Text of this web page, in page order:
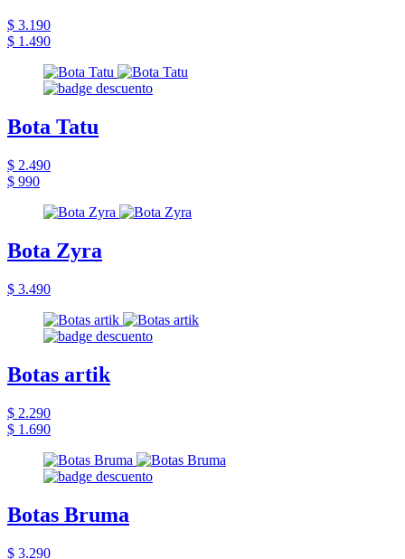
$ 3.190
$ 1.490
Bota Tatu
$ 2.490
$ 990
Bota Zyra
$ 3.490
Botas artik
$ 2.290
$ 1.690
Botas Bruma
$ 3.290